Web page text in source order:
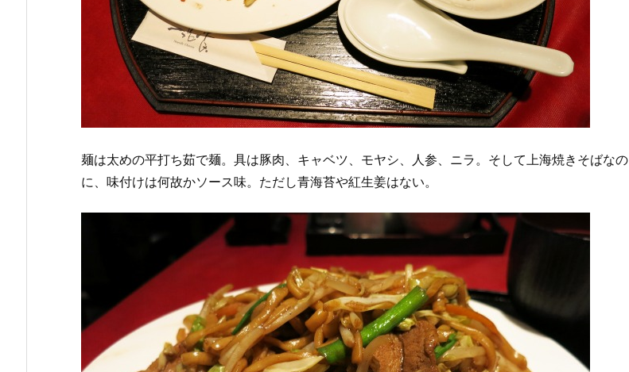
麺は太めの平打ち茹で麺。具は豚肉、キャベツ、モヤシ、人参、ニラ。そして上海焼きそばなの
に、味付けは何故かソース味。ただし青海苔や紅生姜はない。